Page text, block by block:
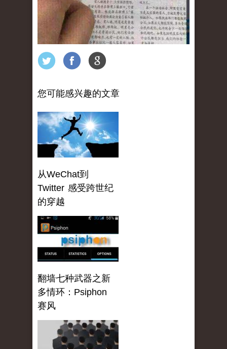
您可能感兴趣的文章
从WeChat到
Twitter 感受跨世纪
的穿越
翻墙七种武器之新
多情环：Psiphon
赛风